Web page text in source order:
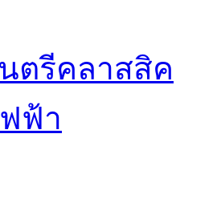
ตรีคลาสสิค
ฟ้า